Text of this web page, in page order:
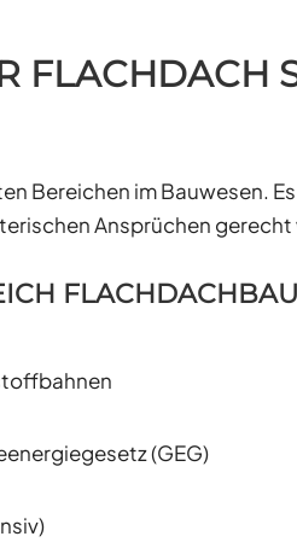
FLACHDACH
Bereichen im Bauwesen.
Ansprüchen
(GEG)